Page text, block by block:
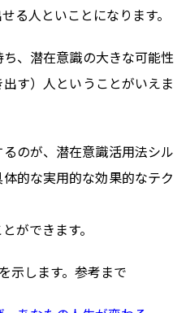
る人といことになります。
、潜在意識の大きな可能性
す）人ということがいえま
のが、潜在意識活用法シル
的な実用的な効果的なテク
ができます。
示します。参考まで